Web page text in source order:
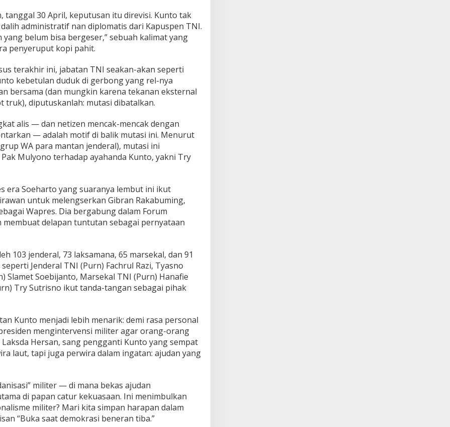
tanggal 30 April, keputusan itu direvisi. Kunto tak
administratif nan diplomatis dari Kapuspen TNI.
yang belum bisa bergeser,” sebuah kalimat yang
penyeruput kopi pahit.
terakhir ini, jabatan TNI seakan-akan seperti
kebetulan duduk di gerbong yang rel-nya
bersama (dan mungkin karena tekanan eksternal
truk), diputuskanlah: mutasi dibatalkan.
alis — dan netizen mencak-mencak dengan
— adalah motif di balik mutasi ini. Menurut
WA para mantan jenderal), mutasi ini
Mulyono terhadap ayahanda Kunto, yakni Try
era Soeharto yang suaranya lembut ini ikut
untuk melengserkan Gibran Rakabuming,
Wapres. Dia bergabung dalam Forum
delapan tuntutan sebagai pernyataan
103 jenderal, 73 laksamana, 65 marsekal, dan 91
Jenderal TNI (Purn) Fachrul Razi, Tyasno
Slamet Soebijanto, Marsekal TNI (Purn) Hanafie
Try Sutrisno ikut tanda-tangan sebagai pihak
Kunto menjadi lebih menarik: demi rasa personal
mengintervensi militer agar orang-orang
Hersan, sang pengganti Kunto yang sempat
laut, tapi juga perwira dalam ingatan: ajudan yang
militer — di mana bekas ajudan
di papan catur kekuasaan. Ini menimbulkan
militer? Mari kita simpan harapan dalam
“Buka saat demokrasi beneran tiba.”